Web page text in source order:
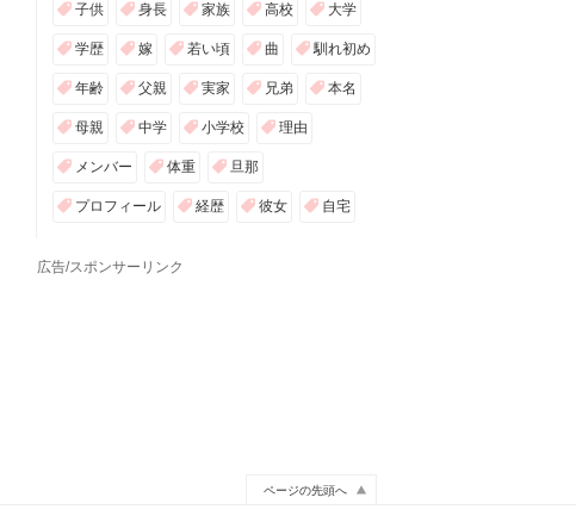
子供 身長 家族 高校 大学
学歴 嫁 若い頃 曲 馴れ初め
年齢 父親 実家 兄弟 本名
母親 中学 小学校 理由
メンバー 体重 旦那
プロフィール 経歴 彼女 自宅
広告/スポンサーリンク
ページの先頭へ